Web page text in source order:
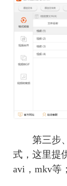
第三步、
式，这里提
avi，mkv等；